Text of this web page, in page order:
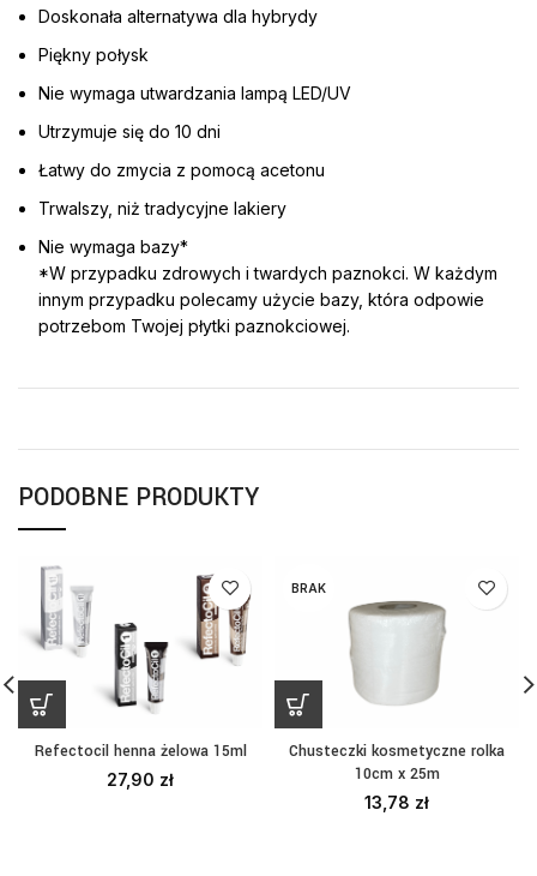
Doskonała alternatywa dla hybrydy
Piękny połysk
Nie wymaga utwardzania lampą LED/UV
Utrzymuje się do 10 dni
Łatwy do zmycia z pomocą acetonu
Trwalszy, niż tradycyjne lakiery
Nie wymaga bazy*
*W przypadku zdrowych i twardych paznokci. W każdym
innym przypadku polecamy użycie bazy, która odpowie
potrzebom Twojej płytki paznokciowej.
PODOBNE PRODUKTY
Refectocil henna żelowa 15ml
27,90 zł
BRAK
Chusteczki kosmetyczne rolka
10cm x 25m
13,78 zł